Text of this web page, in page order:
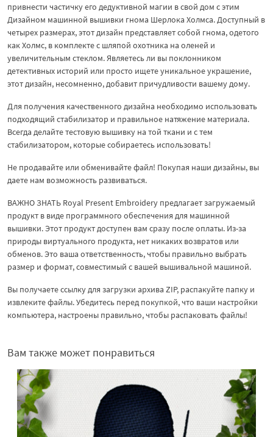
привнести частичку его дедуктивной магии в свой дом с этим
Дизайном машинной вышивки гнома Шерлока Холмса. Доступный в
четырех размерах, этот дизайн представляет собой гнома, одетого
как Холмс, в комплекте с шляпой охотника на оленей и
увеличительным стеклом. Являетесь ли вы поклонником
детективных историй или просто ищете уникальное украшение,
этот дизайн, несомненно, добавит причудливости вашему дому.
Для получения качественного дизайна необходимо использовать
подходящий стабилизатор и правильное натяжение материала.
Всегда делайте тестовую вышивку на той ткани и с тем
стабилизатором, которые собираетесь использовать!
Не продавайте или обменивайте файл! Покупая наши дизайны, вы
даете нам возможность развиваться.
ВАЖНО ЗНАТЬ Royal Present Embroidery предлагает загружаемый
продукт в виде программного обеспечения для машинной
вышивки. Этот продукт доступен вам сразу после оплаты. Из-за
природы виртуального продукта, нет никаких возвратов или
обменов. Это ваша ответственность, чтобы правильно выбрать
размер и формат, совместимый с вашей вышивальной машиной.
Вы получаете ссылку для загрузки архива ZIP, распакуйте папку и
извлеките файлы. Убедитесь перед покупкой, что ваши настройки
компьютера, настроены правильно, чтобы распаковать файлы!
Вам также может понравиться